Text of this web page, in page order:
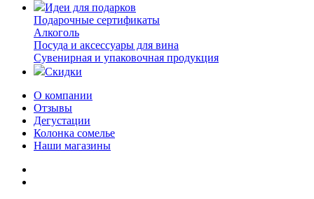
Идеи для подарков
Подарочные сертификаты
Алкоголь
Посуда и аксессуары для вина
Сувенирная и упаковочная продукция
Скидки
О компании
Отзывы
Дегустации
Колонка сомелье
Наши магазины